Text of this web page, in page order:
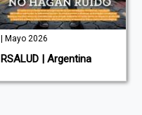
| Mayo 2026
RSALUD | Argentina